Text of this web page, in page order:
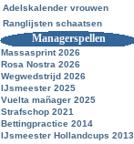
Adelskalender vrouwen
Ranglijsten schaatsen
Managerspellen
Massasprint 2026
Rosa Nostra 2026
Wegwedstrijd 2026
IJsmeester 2025
Vuelta mañager 2025
Strafschop 2021
Bettingpractice 2014
IJsmeester Hollandcups 2013